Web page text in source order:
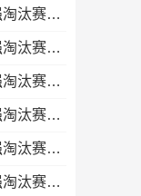
08月04日佛山西甲足球联赛32强淘汰赛贪玩游戏VS美的薪火全场录像
08月04日佛山西甲足球联赛32强淘汰赛肇庆恒骏成VS三七互娱全场录像
08月04日佛山西甲足球联赛32强淘汰赛广东西南建设VS香港圣徒全场录像
08月04日佛山西甲足球联赛32强淘汰赛藝品高國際VS湛江狂狼·粵辉能源全场录像
08月03日佛山西甲足球联赛32强淘汰赛广东客家青年VS广州英华思力U17全场录像
08月03日佛山西甲足球联赛32强淘汰赛广州蜀地红VS广州戴拿模全场录像